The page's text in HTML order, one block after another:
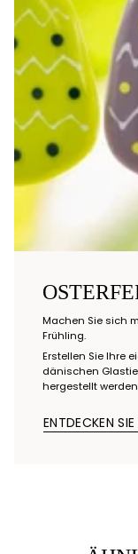
Machen Sie sich
Frühling.
Erstellen Sie Ihre
dänischen
hergestellt
ENTDECKEN